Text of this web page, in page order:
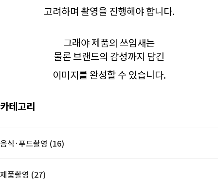
고려하며 촬영을 진행해야 합니다.
그래야 제품의 쓰임새는
물론 브랜드의 감성까지 담긴
이미지를 완성할 수 있습니다.
카테고리
음식·푸드촬영 (16)
제품촬영 (27)